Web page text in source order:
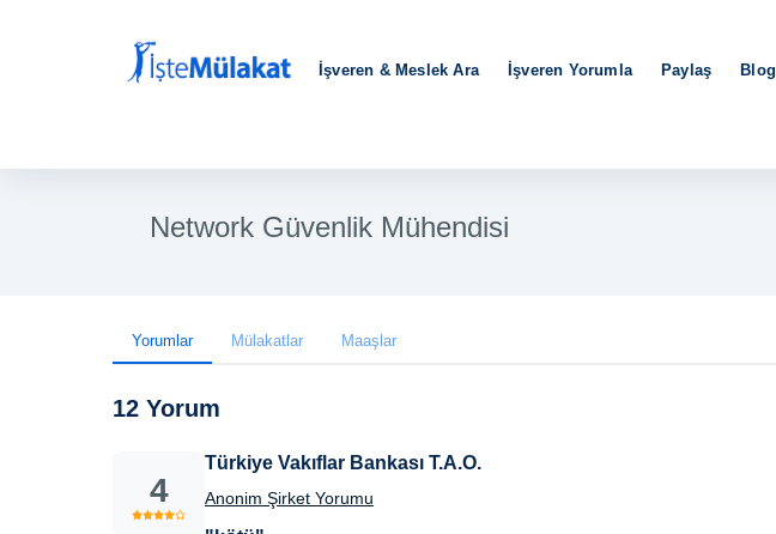
İşveren & Meslek Ara İşveren Yorumla Paylaş Blog
Network Güvenlik Mühendisi
Yorumlar Mülakatlar Maaşlar
12 Yorum
4
Türkiye Vakıflar Bankası T.A.O.
Anonim Şirket Yorumu